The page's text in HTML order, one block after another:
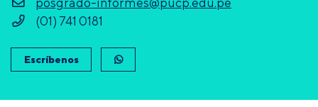
(01) 741 0181
Escríbenos